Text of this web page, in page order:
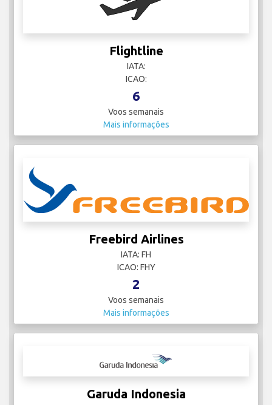
Flightline
IATA:
ICAO:
6
Voos semanais
Mais informações
Freebird Airlines
IATA: FH
ICAO: FHY
2
Voos semanais
Mais informações
Garuda Indonesia